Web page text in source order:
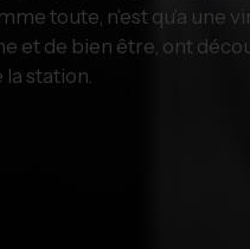
toute, n’est qu’a
et de bien être, ont
station.